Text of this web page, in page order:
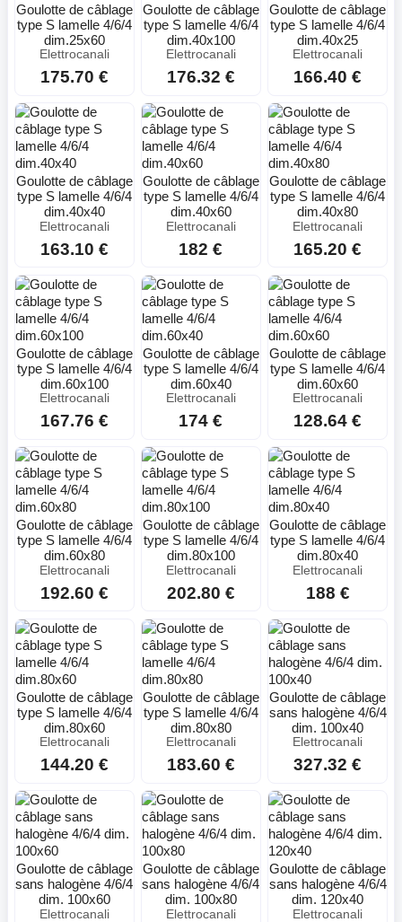
Goulotte de câblage
type S lamelle 4/6/4
dim.25x60
Elettrocanali
175.70 €
Goulotte de câblage
type S lamelle 4/6/4
dim.40x100
Elettrocanali
176.32 €
Goulotte de câblage
type S lamelle 4/6/4
dim.40x25
Elettrocanali
166.40 €
Goulotte de câblage
type S lamelle 4/6/4
dim.40x40
Elettrocanali
163.10 €
Goulotte de câblage
type S lamelle 4/6/4
dim.40x60
Elettrocanali
182 €
Goulotte de câblage
type S lamelle 4/6/4
dim.40x80
Elettrocanali
165.20 €
Goulotte de câblage
type S lamelle 4/6/4
dim.60x100
Elettrocanali
167.76 €
Goulotte de câblage
type S lamelle 4/6/4
dim.60x40
Elettrocanali
174 €
Goulotte de câblage
type S lamelle 4/6/4
dim.60x60
Elettrocanali
128.64 €
Goulotte de câblage
type S lamelle 4/6/4
dim.60x80
Elettrocanali
192.60 €
Goulotte de câblage
type S lamelle 4/6/4
dim.80x100
Elettrocanali
202.80 €
Goulotte de câblage
type S lamelle 4/6/4
dim.80x40
Elettrocanali
188 €
Goulotte de câblage
type S lamelle 4/6/4
dim.80x60
Elettrocanali
144.20 €
Goulotte de câblage
type S lamelle 4/6/4
dim.80x80
Elettrocanali
183.60 €
Goulotte de câblage
sans halogène 4/6/4
dim. 100x40
Elettrocanali
327.32 €
Goulotte de câblage
sans halogène 4/6/4
dim. 100x60
Elettrocanali
Goulotte de câblage
sans halogène 4/6/4
dim. 100x80
Elettrocanali
Goulotte de câblage
sans halogène 4/6/4
dim. 120x40
Elettrocanali